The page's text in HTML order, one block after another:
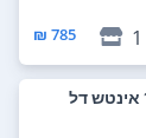
1
785 ₪